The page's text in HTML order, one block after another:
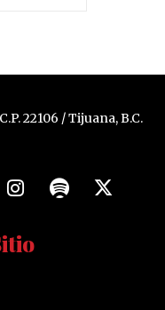
22106 / Tijuana, B.C.